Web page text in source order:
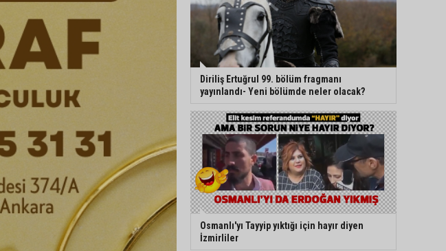
Diriliş Ertuğrul 99. bölüm fragmanı
yayınlandı- Yeni bölümde neler olacak?
Osmanlı'yı Tayyip yıktığı için hayır diyen
İzmirliler